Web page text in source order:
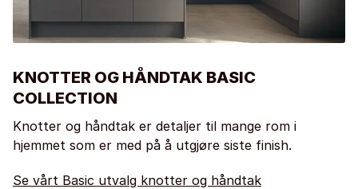
KNOTTER OG HÅNDTAK BASIC
COLLECTION
Knotter og håndtak er detaljer til mange rom i
hjemmet som er med på å utgjøre siste finish.
Se vårt Basic utvalg knotter og håndtak